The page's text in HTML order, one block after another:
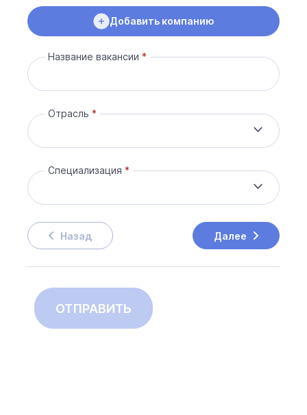
ОТПРАВИТЬ
Добавить компанию
Название вакансии
Отрасль
Специализация
Назад Далее